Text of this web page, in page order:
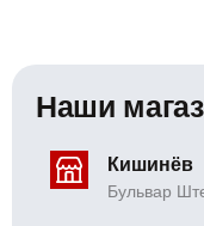
Наши
Кишинёв
Бульвар